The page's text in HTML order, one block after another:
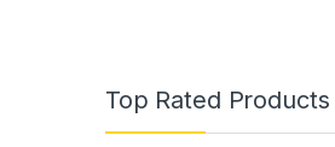
Top Rated Products